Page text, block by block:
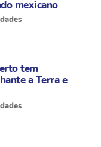
mexicano
tem
a Terra e